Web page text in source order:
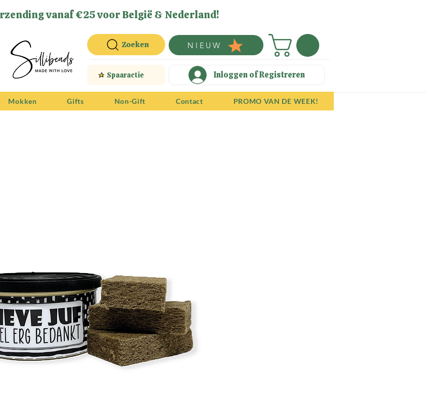
vanaf €25 voor België & Nederland!
Zoeken NIEUW
Spaaractie Inloggen of Registreren
Mokken Gifts Non-Gift Contact PROMO VAN DE WEEK!